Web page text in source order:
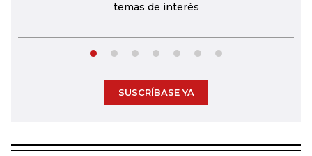
temas de interés
SUSCRÍBASE YA